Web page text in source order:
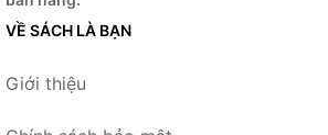
VỀ SÁCH LÀ BẠN
Giới thiệu